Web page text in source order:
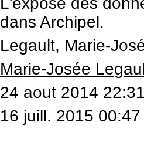
dans Archipel.
Legault, Marie-
Marie-Josée
24 aout 2014
16 juill. 2015 00:47